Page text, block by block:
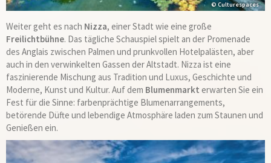
© Culturespaces
Weiter geht es nach Nizza, einer Stadt wie eine große
Freilichtbühne. Das tägliche Schauspiel spielt an der Promenade
des Anglais zwischen Palmen und prunkvollen Hotelpalästen, aber
auch in den verwinkelten Gassen der Altstadt. Nizza ist eine
faszinierende Mischung aus Tradition und Luxus, Geschichte und
Moderne, Kunst und Kultur. Auf dem Blumenmarkt erwarten Sie ein
Fest für die Sinne: farbenprächtige Blumenarrangements,
betörende Düfte und lebendige Atmosphäre laden zum Staunen und
Genießen ein.